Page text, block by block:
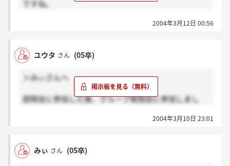
ですね。
ユウタさんはどうでした？『WRCホールディングス』
たら嬉しいです。
2004年3月12日 00:56
ユウタ さん (05卒)
＞みぃさんへ
説明会に参加した後、グループ質問会に参加しまし
ら、会長が来られていてびっくりでした。ただ、とて
出せたかなと思っています。
みぃさんは、グループ質問会には参加されました
2004年3月10日 23:01
みぃ さん (05卒)